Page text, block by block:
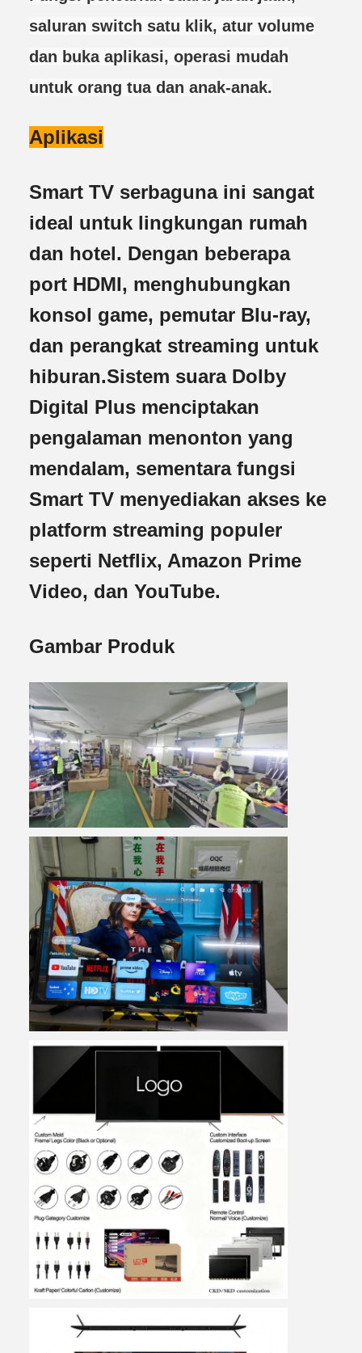
saluran switch satu klik, atur volume
dan buka aplikasi, operasi mudah
untuk orang tua dan anak-anak.
Aplikasi
Smart TV serbaguna ini sangat
ideal untuk lingkungan rumah
dan hotel. Dengan beberapa
port HDMI, menghubungkan
konsol game, pemutar Blu-ray,
dan perangkat streaming untuk
hiburan.Sistem suara Dolby
Digital Plus menciptakan
pengalaman menonton yang
mendalam, sementara fungsi
Smart TV menyediakan akses ke
platform streaming populer
seperti Netflix, Amazon Prime
Video, dan YouTube.
Gambar Produk